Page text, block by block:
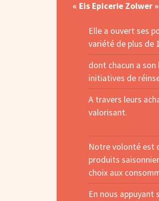
« Eis Epicerie Zolwer
Elle a ouvert ses
variété de plus de
dont chacun a
initiatives de
A travers leurs
valorisant.
Notre volonté est
produits
choix aux
En nous